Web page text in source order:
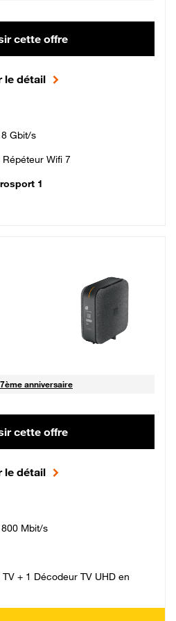
cette offre
le détail
Gbit/s
Wifi 7
1
puis 49,99 € par mois, Sans engagement
anniversaire
cette offre
le détail
Mbit/s
+ 1 Décodeur TV UHD en